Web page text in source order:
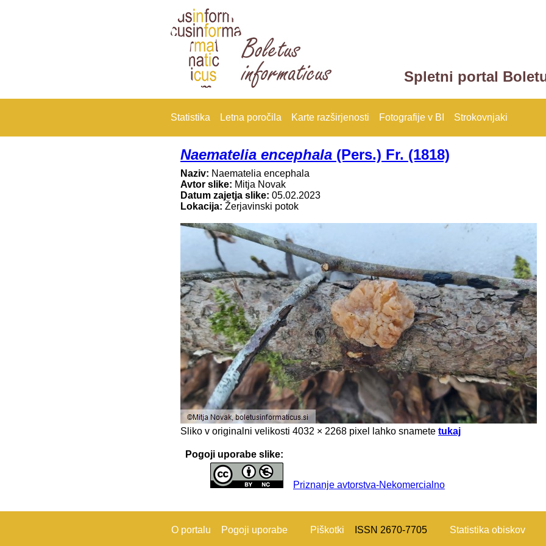
Spletni portal
Statistika Letna poročila Karte razširjenosti Fotografije v BI Strokovnjaki
Naematelia encephala (Pers.) Fr. (1818)
Naziv: Naematelia encephala
Avtor slike: Mitja Novak
Datum zajetja slike: 05.02.2023
Lokacija: Žerjavinski potok
Sliko v originalni velikosti 4032 × 2268 pixel lahko snamete tukaj
Pogoji uporabe slike:
Priznanje avtorstva-Nekomercialno
O portalu Pogoji uporabe Piškotki ISSN 2670-7705 Statistika obiskov